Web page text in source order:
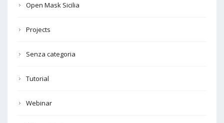
Open Mask Sicilia
Projects
Senza categoria
Tutorial
Webinar